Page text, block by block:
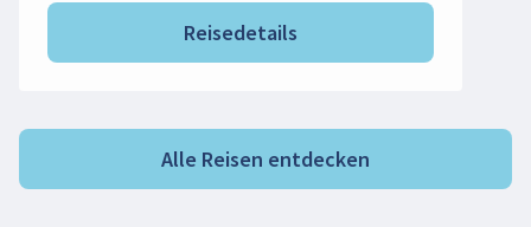
Reisedetails
Alle Reisen entdecken